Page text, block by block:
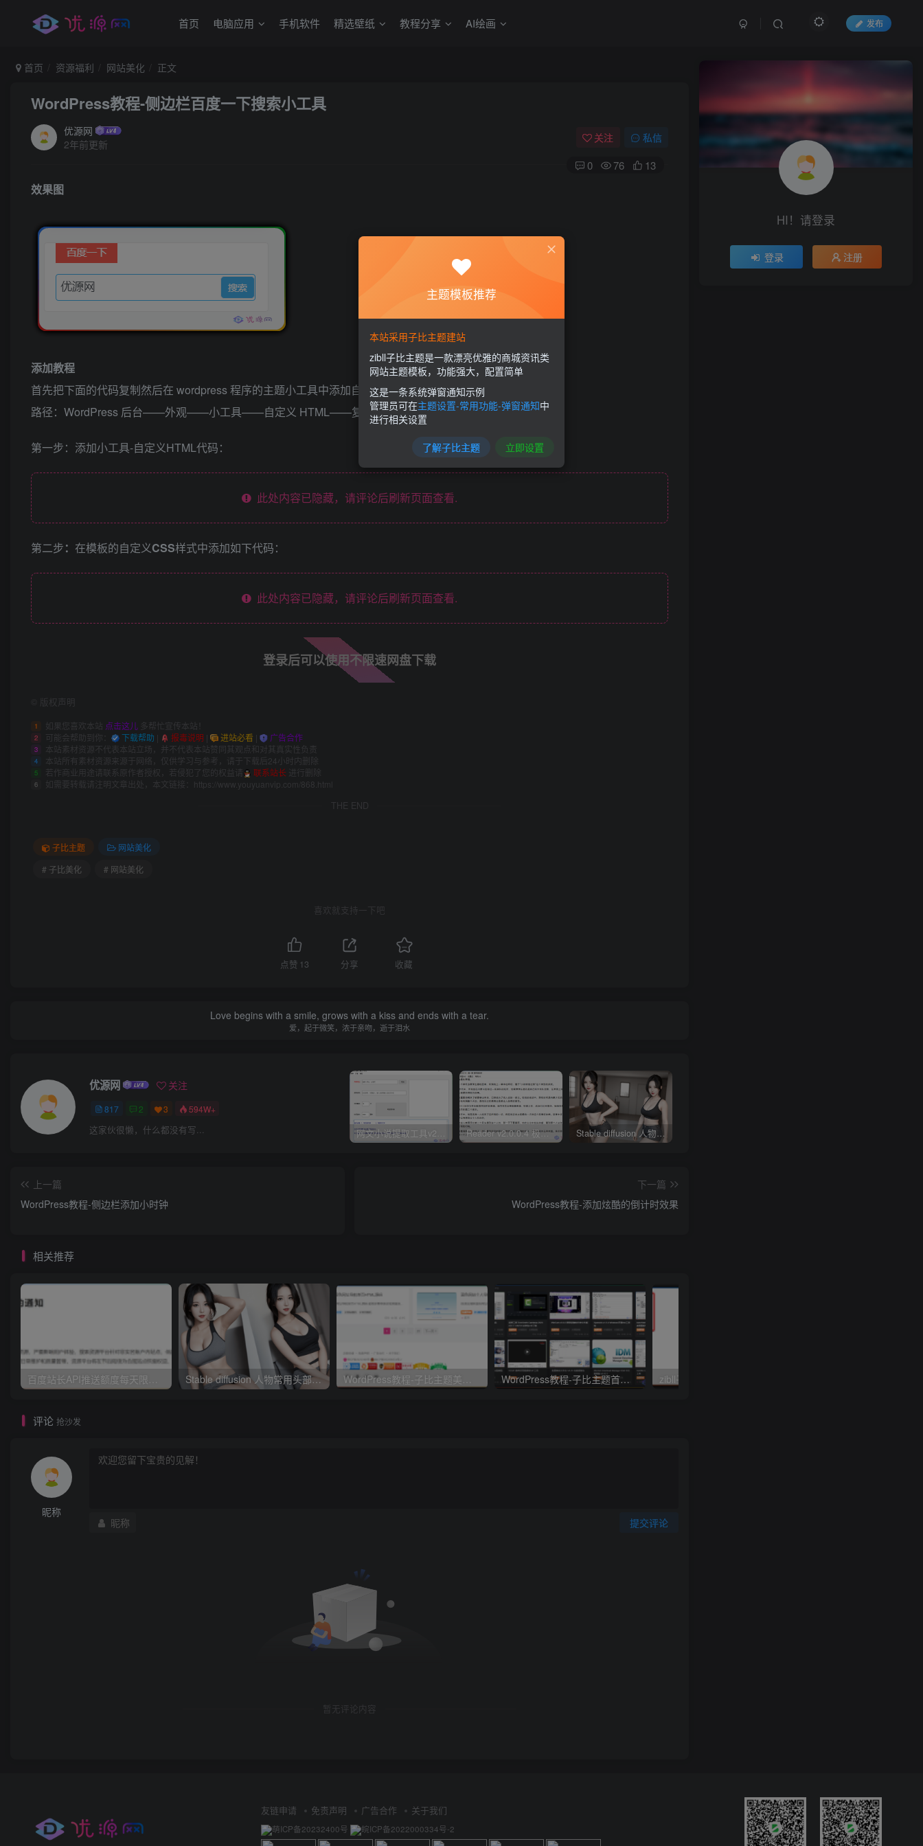
首页 电脑应用 手机软件 精选壁纸 教程分享 AI绘画 发布
首页 资源福利 网站美化 正文
WordPress教程-侧边栏百度一下搜索小工具
优源网
2年前更新
关注 私信
0 76 13
效果图
添加教程
首先把下面的代码复制然后在 wordpress 程序的主题小工具中添加自定义 HTML代码。
路径：WordPress 后台——外观——小工具——自定义 HTML——复制代码粘贴代码进去——首页-侧边栏
第一步：添加小工具-自定义HTML代码：
此处内容已隐藏，请评论后刷新页面查看.
第二步： 在模板的自定义CSS样式中添加如下代码：
此处内容已隐藏，请评论后刷新页面查看.
登录后可以使用不限速网盘下载
版权声明
1 如果您喜欢本站 点击这儿 多帮忙宣传本站！
2 可能会帮助到你： 下载帮助 报毒说明 | 进站必看 | 广告合作
3 本站素材资源不代表本站立场，并不代表本站赞同其观点和对其真实性负责
4 本站所有素材资源来源于网络，仅供学习与参考，请于下载后24小时内删除
5 若作商业用途请联系原作者授权，若侵犯了您的权益请 联系站长 进行删除
6 如需要转载请注明文章出处，本文链接： https://www.youyuanvip.com/868.html
THE END
子比主题
网站美化
# 子比美化
# 网站美化
喜欢就支持一下吧
点赞 13 分享 收藏
Love begins with a smile, grows with a kiss and ends with a tear.
爱，起于微笑，浓于亲吻，逝于泪水
优源网 关注
817 2 3 594W+
这家伙很懒，什么都没有写... 网文小说提取工具v2.10.02 可以自动下载小说 从此不再花钱看小说 Reader v2.0.0.4 极简小说阅读器支持导入在线及离线书源 Stable diffusion 人物常用朝向、画面范围、远近、焦距、机位、拍摄角度篇提示词（四）
上一篇
WordPress教程-侧边栏添加小时钟
下一篇
WordPress教程-添加炫酷的倒计时效果
相关推荐
百度站长API推送额度每天限额10次这件事？ Stable diffusion 人物常用头部篇提示词（一） WordPress教程-子比主题美化底部页脚排版+各种认证图标以及渐变时间运行 WordPress教程-子比主题首页文章列表卡片模式自定义修改 zibll子比主题文章标签美化教程
评论 抢沙发
昵称
提交评论
昵称
暂无评论内容
HI！请登录
登录 注册
友链申请 免责声明 广告合作 关于我们
萌ICP备20232400号 皖ICP备2022000334号-2
主题模板推荐
本站采用子比主题建站
zibll子比主题是一款漂亮优雅的商城资讯类
网站主题模板，功能强大，配置简单
这是一条系统弹窗通知示例
管理员可在主题设置-常用功能-弹窗通知中
进行相关设置
了解子比主题 立即设置